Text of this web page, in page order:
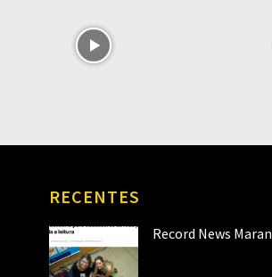
RECENTES
Record News